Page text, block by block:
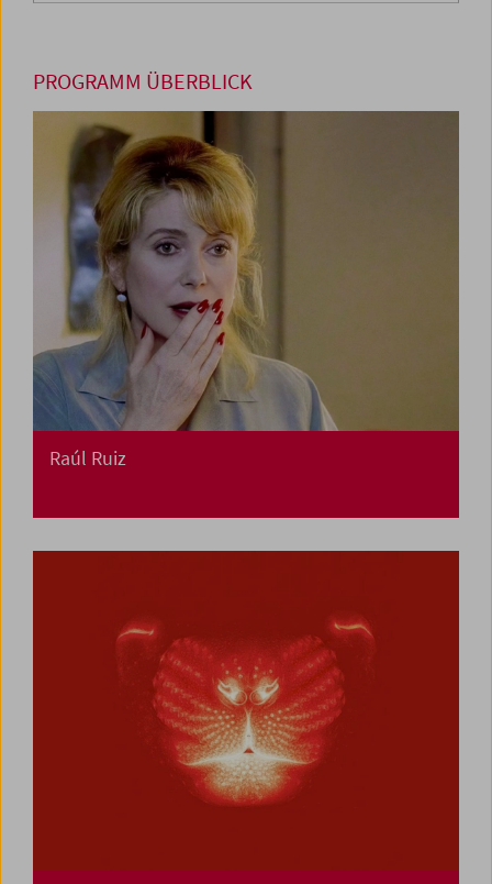
PROGRAMM ÜBERBLICK
Raúl Ruiz